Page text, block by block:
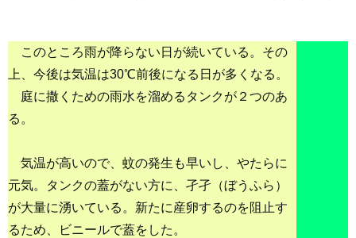
このところ雨が降らない日が続いている。その
上、今後は気温は30℃前後になる日が多くなる。
庭に撒くための雨水を溜めるタンクが２つのあ
る。
気温が高いので、蚊の発生も早いし、やたらに
元気。タンクの蓋がない方に、孑孑（ぼうふら）
が大量に湧いている。新たに産卵するのを阻止す
るため、ビニールで蓋をした。